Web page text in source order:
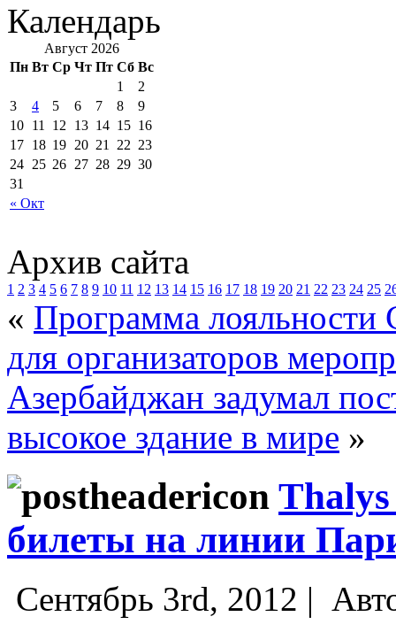
Календарь
Август 2026
Пн Вт Ср Чт Пт Сб Вс
« Окт
1
2
3
4 5 6 7 8
9
10 11 12 13 14 15 16
17 18 19 20 21 22 23
24 25 26 27 28 29 30
31
Архив сайта
1 2 3 4 5 6 7 8 9 10 11 12 13 14 15 16 17 18 19 20 21 22 23 24 25
« Программа
для организаторов
Азербайджан задумал
высокое здание в мире »
билеты на линии
Сентябрь 3rd, 2012 |